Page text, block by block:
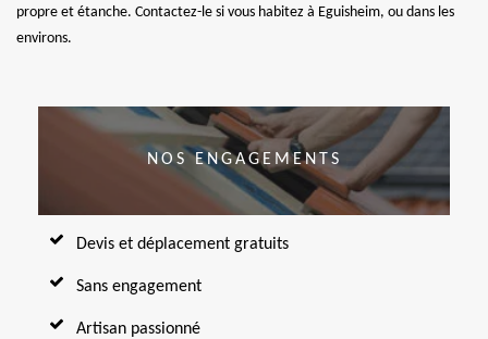
propre et étanche. Contactez-le si vous habitez à Eguisheim, ou dans les
environs.
NOS ENGAGEMENTS
Devis et déplacement gratuits
Sans engagement
Artisan passionné